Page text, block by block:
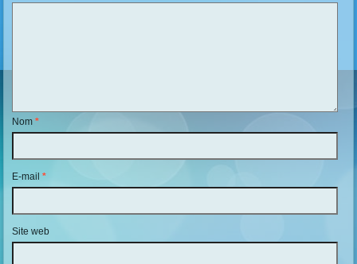
Nom*
E-mail*
Site web